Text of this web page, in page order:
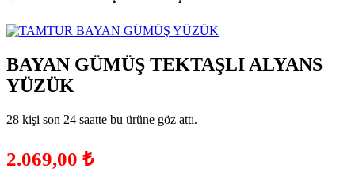
BAYAN GÜMÜŞ TEKTAŞLI ALYANS
YÜZÜK
28 kişi son 24 saatte bu ürüne göz attı.
2.069,00 ₺